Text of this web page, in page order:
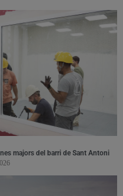
majors del barri de Sant Antoni